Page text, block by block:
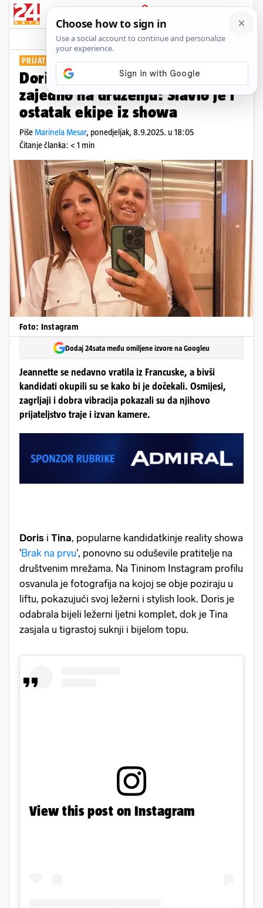
PRIJAVA
Show Komentari
PRIJATELJSTVO I DALJE TRAJE
Doris i Tina iz 'Braka na prvu'
zajedno na druženju: Slavio je i
ostatak ekipe iz showa
PišeMarinela Mesar, ponedjeljak, 8.9.2025. u 18:05
Čitanje članka: < 1 min
Foto: Instagram
Dodaj 24sata među omiljene izvore na Googleu
Jeannette se nedavno vratila iz Francuske, a bivši
kandidati okupili su se kako bi je dočekali. Osmijesi,
zagrljaji i dobra vibracija pokazali su da njihovo
prijateljstvo traje i izvan kamere.
Doris i Tina, popularne kandidatkinje reality showa
'Brak na prvu', ponovno su oduševile pratitelje na
društvenim mrežama. Na Tininom Instagram profilu
osvanula je fotografija na kojoj se obje poziraju u
liftu, pokazujući svoj ležerni i stylish look. Doris je
odabrala bijeli ležerni ljetni komplet, dok je Tina
zasjala u tigrastoj suknji i bijelom topu.
View this post on Instagram